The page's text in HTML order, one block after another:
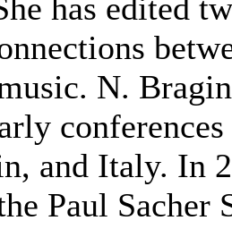
has edited
N.
and Italy. In
Paul